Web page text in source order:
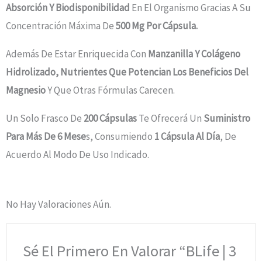
Absorción Y Biodisponibilidad En El Organismo Gracias A Su
Concentración Máxima De500 Mg Por Cápsula.
Además De Estar Enriquecida Con Manzanilla Y Colágeno
Hidrolizado, Nutrientes Que Potencian Los Beneficios Del
MagnesioY Que Otras Fórmulas Carecen.
Un Solo Frasco De 200 CápsulasTe Ofrecerá Un Suministro
Para Más De 6 MeseS, Consumiendo 1 Cápsula Al Día, De
Acuerdo Al Modo De Uso Indicado.
No Hay Valoraciones Aún.
Sé El Primero En Valorar “BLife | 3